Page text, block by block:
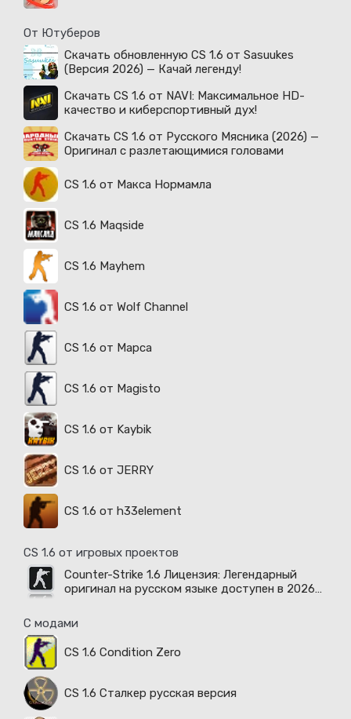
От Ютуберов
Скачать обновленную CS 1.6 от Sasuukes
(Версия 2026) — Качай легенду!
Скачать CS 1.6 от NAVI: Максимальное HD-
качество и киберспортивный дух!
Скачать CS 1.6 от Русского Мясника (2026) —
Оригинал с разлетающимися головами
CS 1.6 от Макса Нормамла
CS 1.6 Maqside
CS 1.6 Mayhem
CS 1.6 от Wolf Channel
CS 1.6 от Марса
CS 1.6 от Magisto
CS 1.6 от Kaybik
CS 1.6 от JERRY
CS 1.6 от h33element
CS 1.6 от игровых проектов
Counter-Strike 1.6 Лицензия: Легендарный
оригинал на русском языке доступен в 2026
С модами
CS 1.6 Condition Zero
CS 1.6 Сталкер русская версия